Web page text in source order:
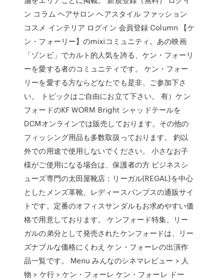
ン コラム ヘアサロン ヘアスタイル ファッション
コスメ インテリア ログイン 会員登録 Column 【ケ
ン・フォーリー】のmixiコミュニティ。あの映画
「ゾンビ」でカルト的人気を誇る、ケン・フォーリ
ーを愛する者のコミュニティです。 ケン・フォー
リーを愛する方ならどなたでも是非、ご参加下さ
い。 トピックはご自由にお立て下さい。 有）ケン
フォードのKF WORM Bright シャッドテールを
DCMオンラインでは販売しております。その他の
フィッシング用品も多数取扱っております。 釣以
外での用途で使用しないでください。 小さなお子
様がご使用になる場合は、保護者の方 ビジネスシ
ューズ専門の太田屋靴店：リーガル(REGAL)を中心
としたメンズ革靴、レディースパンプスの通販サイ
トです。定番のオフィスサンダルもお求めやすい価
格で用意しております。 ケンフォード特集、リー
ガルの弟分として発売されたケンフォードは、リー
ズナブルな価格にくわえ ケン・フォーレの出演作
品一覧です。 Menu みんなのシネマレビュー > 人
物 > ケ行 > ケン・フォーレ ケン・フォーレ ドー